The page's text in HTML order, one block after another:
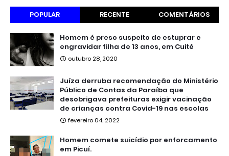
POPULAR RECENTE COMENTÁRIOS
Homem é preso suspeito de estuprar e
engravidar filha de 13 anos, em Cuité
outubro 28, 2020
Juíza derruba recomendação do Ministério
Público de Contas da Paraíba que
desobrigava prefeituras exigir vacinação
de crianças contra Covid-19 nas escolas
fevereiro 04, 2022
Homem comete suicídio por enforcamento
em Picuí.